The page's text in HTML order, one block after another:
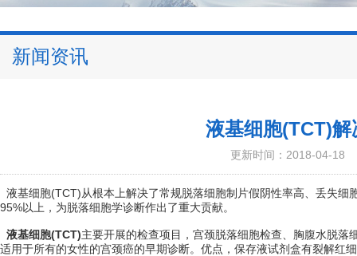
新闻资讯
液基细胞(TCT)
更新时间：2018-04-18
液基细胞(TCT)从根本上解决了常规脱落细胞制片假阴性率高、丢失
95%以上，为脱落细胞学诊断作出了重大贡献。
液基细胞(TCT)主要开展的检查项目，宫颈脱落细胞检查、胸腹水脱
适用于所有的女性的宫颈癌的早期诊断。优点，保存液试剂盒有裂解红